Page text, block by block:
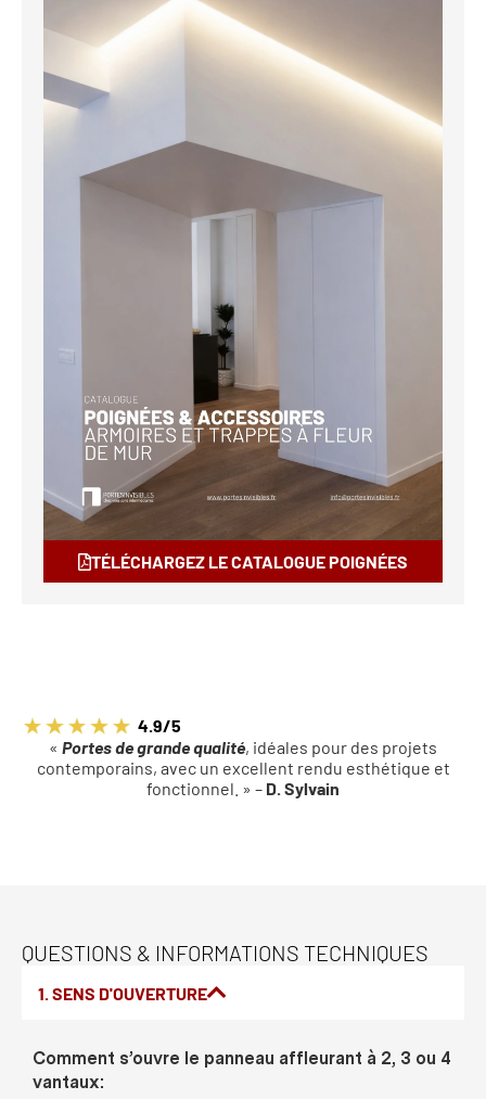
TÉLÉCHARGEZ LE CATALOGUE POIGNÉES
4.9/5
« Portes de grande qualité, idéales pour des projets
contemporains, avec un excellent rendu esthétique et
fonctionnel. » – D. Sylvain
QUESTIONS & INFORMATIONS TECHNIQUES
1. SENS D'OUVERTURE
Comment s’ouvre le panneau affleurant à 2, 3 ou 4
vantaux: